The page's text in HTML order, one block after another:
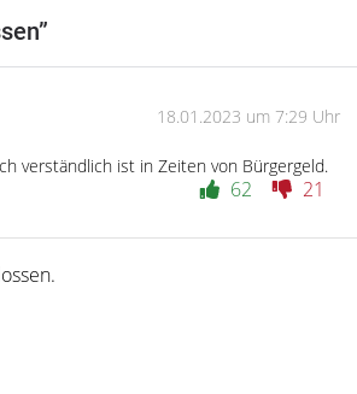
”
18.01.2023 um 7:29 Uhr
verständlich ist in Zeiten von Bürgergeld.
62 21